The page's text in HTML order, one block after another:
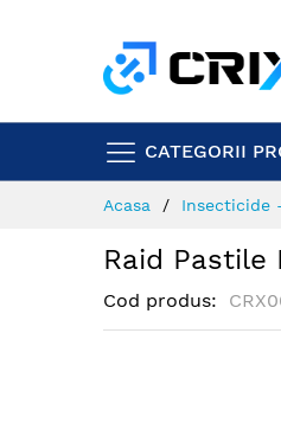
CATEGORII
Acasa Insecticide
Raid Pastile
Cod produs